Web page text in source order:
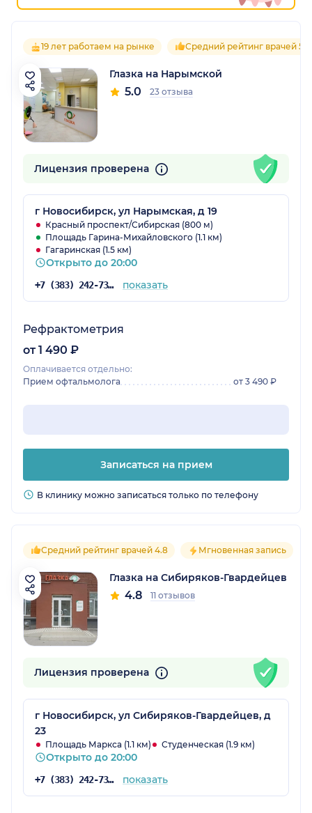
19 лет работаем на рынке Средний рейтинг врачей 5.0
Глазка на Нарымской
5.0 23 отзыва
Лицензия проверена
г Новосибирск, ул Нарымская, д 19
Красный проспект/Сибирская (800 м)
Площадь Гарина-Михайловского (1.1 км)
Гагаринская (1.5 км)
Открыто до 20:00
+7 (383) 242-73-49 показать
Рефрактометрия
от 1 490 ₽
Оплачивается отдельно:
Прием офтальмолога
от 3 490 ₽
Записаться на прием
В клинику можно записаться только по телефону
Средний рейтинг врачей 4.8 Мгновенная запись
Глазка на Сибиряков-Гвардейцев
4.8 11 отзывов
Лицензия проверена
г Новосибирск, ул Сибиряков-Гвардейцев, д
23
Площадь Маркса (1.1 км) Студенческая (1.9 км)
Открыто до 20:00
+7 (383) 242-73-49 показать